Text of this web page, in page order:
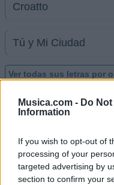
Musica.com - Do
Information
If you wish to opt-out of
processing of your
targeted advertising by
section to confirm your
Croatto
Tú y Mi Ciudad
Ver todas sus letras por
+ Fiel A La Vega
Añadir Letra